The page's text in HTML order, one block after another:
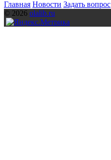
Главная Новости Задать вопрос
© 2026 olalib.ru